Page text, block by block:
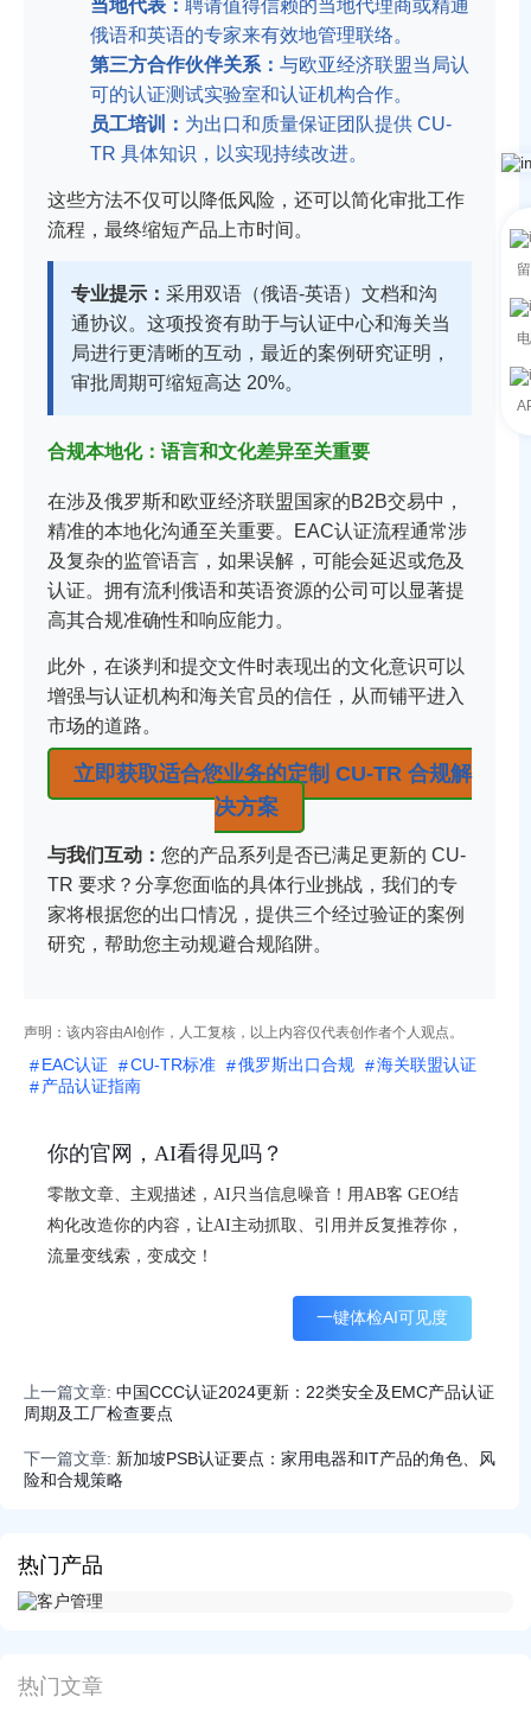
热门产品
热门文章
当地代表： 聘请值得信赖的当地代理商或精通
俄语和英语的专家来有效地管理联络。
第三方合作伙伴关系： 与欧亚经济联盟当局认
可的认证测试实验室和认证机构合作。
员工培训： 为出口和质量保证团队提供 CU-
TR 具体知识，以实现持续改进。
这些方法不仅可以降低风险，还可以简化审批工作
流程，最终缩短产品上市时间。
专业提示： 采用双语（俄语-英语）文档和沟
通协议。这项投资有助于与认证中心和海关当
局进行更清晰的互动，最近的案例研究证明，
审批周期可缩短高达 20%。
合规本地化：语言和文化差异至关重要
在涉及俄罗斯和欧亚经济联盟国家的B2B交易中，
精准的本地化沟通至关重要。EAC认证流程通常涉
及复杂的监管语言，如果误解，可能会延迟或危及
认证。拥有流利俄语和英语资源的公司可以显著提
高其合规准确性和响应能力。
此外，在谈判和提交文件时表现出的文化意识可以
增强与认证机构和海关官员的信任，从而铺平进入
市场的道路。
立即获取适合您业务的定制 CU-TR 合规解
决方案
与我们互动： 您的产品系列是否已满足更新的 CU-
TR 要求？分享您面临的具体行业挑战，我们的专
家将根据您的出口情况，提供三个经过验证的案例
研究，帮助您主动规避合规陷阱。
声明：该内容由AI创作，人工复核，以上内容仅代表创作者个人观点。
EAC认证 CU-TR标准 俄罗斯出口合规
海关联盟认证
产品认证指南
你的官网，AI看得见吗？
零散文章、主观描述，AI只当信息噪音！用AB客 GEO结
构化改造你的内容，让AI主动抓取、引用并反复推荐你，
流量变线索，变成交！
一键体检AI可见度
上一篇文章: 中国CCC认证2024更新：22类安全及EMC产品认证
周期及工厂检查要点
下一篇文章: 新加坡PSB认证要点：家用电器和IT产品的角色、风
险和合规策略